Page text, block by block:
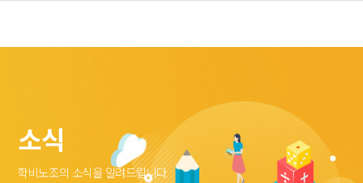
소식
학비노조의 소식을 알려드립니다.